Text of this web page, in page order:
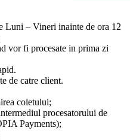
Luni – Vineri inainte de ora 12
vor fi procesate in prima zi
de catre client.
coletului;
procesatorului de
Payments);